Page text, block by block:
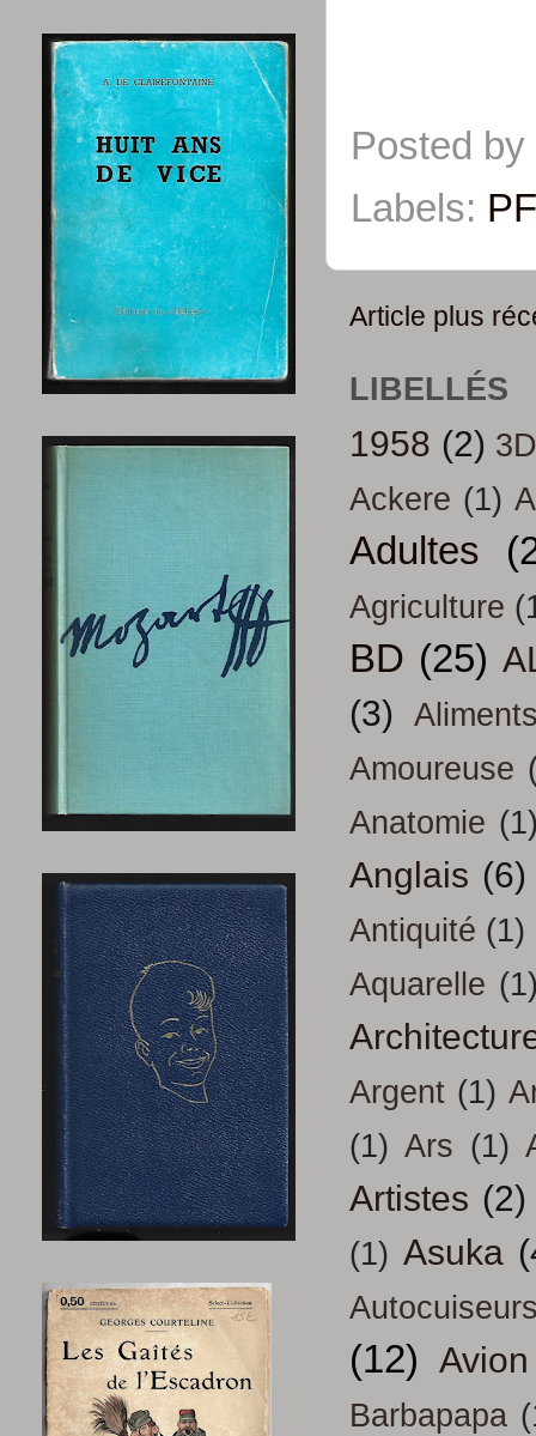
Posted by
Labels: PF
Article plus
LIBELLÉS
1958 (2)
Ackere (1)
Adultes
Agriculture
BD (25)
(3)
Amoureuse
Anatomie
Anglais (6)
Antiquité (1)
Aquarelle
Argent (1)
(1) Ars (1)
Artistes (2)
(1) Asuka
(12) Avion
Barbapapa